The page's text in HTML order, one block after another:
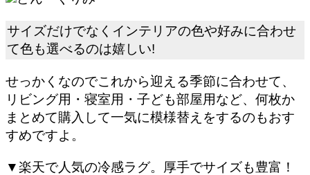
サイズだけでなくインテリアの色や好みに合わせ
て色も選べるのは嬉しい!
せっかくなのでこれから迎える季節に合わせて、
リビング用・寝室用・子ども部屋用など、何枚か
まとめて購入して一気に模様替えをするのもおす
すめですよ。
▼楽天で人気の冷感ラグ。厚手でサイズも豊富！